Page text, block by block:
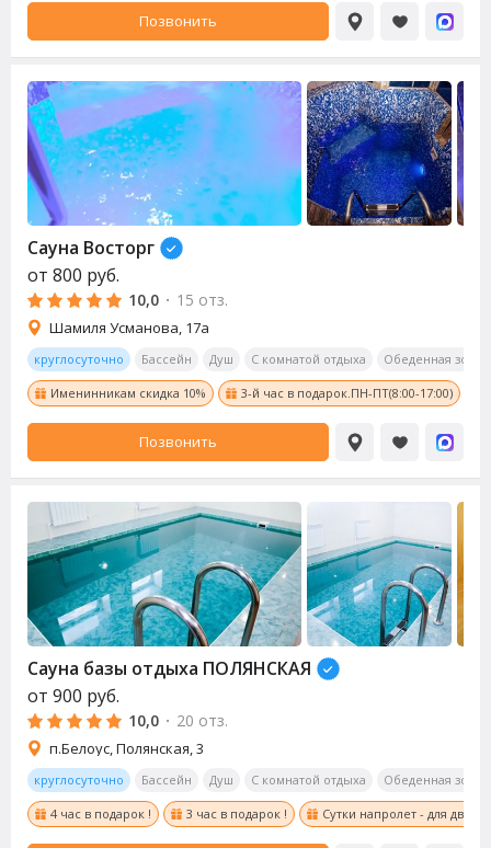
Позвонить
Сауна Восторг
от 800 руб.
10,0 · 15 отз.
Шамиля Усманова, 17а
круглосуточно Бассейн Душ С комнатой отдыха Обеденная зона
Именинникам скидка 10% 3-й час в подарок.ПН-ПТ(8:00-17:00)
Позвонить
Сауна базы отдыха ПОЛЯНСКАЯ
от 900 руб.
10,0 · 20 отз.
п.Белоус, Полянская, 3
круглосуточно Бассейн Душ С комнатой отдыха Обеденная зона
4 час в подарок ! 3 час в подарок ! Сутки напролет - для двоих